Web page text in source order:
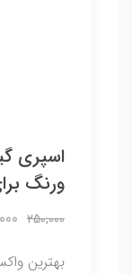
اسپری
ورنگ
250,000
بهترین